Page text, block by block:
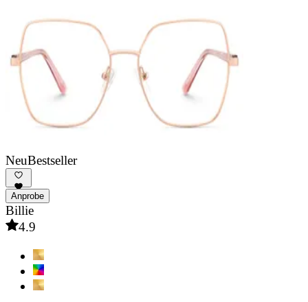
NeuBestseller
Anprobe
Billie
4.9